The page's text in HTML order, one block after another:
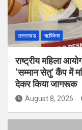
उत्तराखंड ऋषिकेश
राष्ट्रीय महिला
‘सम्मान सेतु’ कैंप में
देकर किया जागरूक
August 8, 2026